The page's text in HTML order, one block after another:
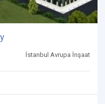
İstanbul Avrupa İnşaat